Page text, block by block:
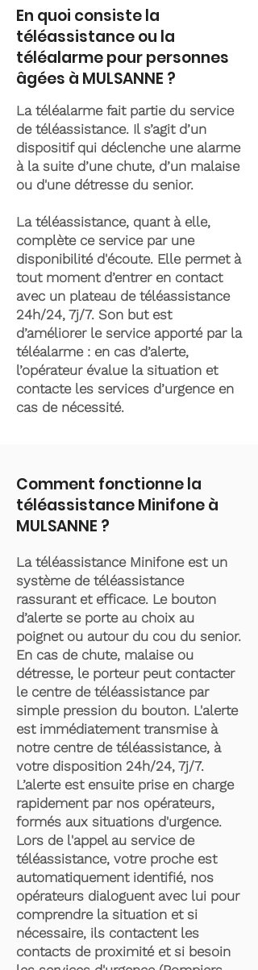
En quoi consiste la
téléassistance ou la
téléalarme pour personnes
âgées à MULSANNE ?
La téléalarme fait partie du service
de téléassistance. Il s’agit d’un
dispositif qui déclenche une alarme
à la suite d’une chute, d’un malaise
ou d'une détresse du senior.
La téléassistance, quant à elle,
complète ce service par une
disponibilité d'écoute. Elle permet à
tout moment d’entrer en contact
avec un plateau de téléassistance
24h/24, 7j/7. Son but est
d’améliorer le service apporté par la
téléalarme : en cas d’alerte,
l’opérateur évalue la situation et
contacte les services d’urgence en
cas de nécessité.
Comment fonctionne la
téléassistance Minifone à
MULSANNE ?
La téléassistance Minifone est un
système de téléassistance
rassurant et efficace. Le bouton
d’alerte se porte au choix au
poignet ou autour du cou du senior.
En cas de chute, malaise ou
détresse, le porteur peut contacter
le centre de téléassistance par
simple pression du bouton. L'alerte
est immédiatement transmise à
notre centre de téléassistance, à
votre disposition 24h/24, 7j/7.
L’alerte est ensuite prise en charge
rapidement par nos opérateurs,
formés aux situations d'urgence.
Lors de l'appel au service de
téléassistance, votre proche est
automatiquement identifié, nos
opérateurs dialoguent avec lui pour
comprendre la situation et si
nécessaire, ils contactent les
contacts de proximité et si besoin